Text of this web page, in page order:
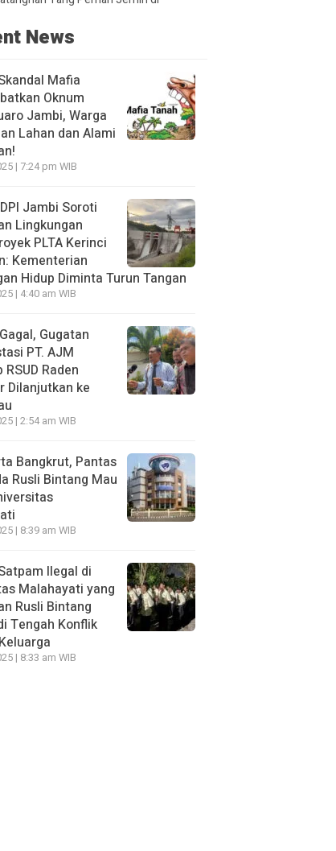
News
Mafia
Oknum
Jambi, Warga
Lahan dan Alami
| 7:24 pm WIB
Jambi Soroti
Lingkungan
PLTA Kerinci
Kementerian
Hidup Diminta Turun Tangan
| 4:40 am WIB
Gugatan
PT. AJM
Raden
Dilanjutkan ke
| 2:54 am WIB
Bangkrut, Pantas
Rusli Bintang Mau
| 8:39 am WIB
Ilegal di
Malahayati yang
Rusli Bintang
Tengah Konflik
| 8:33 am WIB